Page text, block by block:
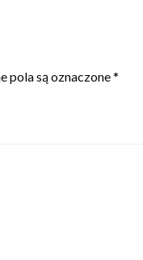
pola są oznaczone*